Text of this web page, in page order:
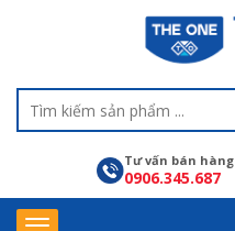
Tư vấn bán hàng
0906.345.687